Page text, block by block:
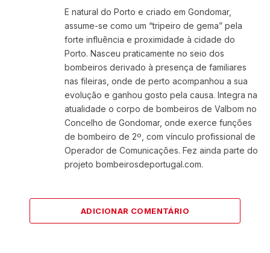
E natural do Porto e criado em Gondomar,
assume-se como um “tripeiro de gema” pela
forte influência e proximidade à cidade do
Porto. Nasceu praticamente no seio dos
bombeiros derivado à presença de familiares
nas fileiras, onde de perto acompanhou a sua
evolução e ganhou gosto pela causa. Integra na
atualidade o corpo de bombeiros de Valbom no
Concelho de Gondomar, onde exerce funções
de bombeiro de 2º, com vínculo profissional de
Operador de Comunicações. Fez ainda parte do
projeto bombeirosdeportugal.com.
ADICIONAR COMENTÁRIO